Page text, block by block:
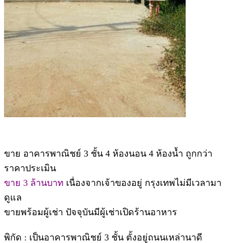
ขาย อาคารพาณิชย์ 3 ชั้น 4 ห้องนอน 4 ห้องน้ำ ถูกกว่า
ราคาประเมิน
ขาย 3 ล้านบาท เนื่องจากเจ้าของอยู่ กรุงเทพไม่มีเวลามา
ดูแล
ขายพร้อมผู้เช่า ปัจจุบันมีผู้เช่าเปิดร้านอาหาร
พิกัด : เป็นอาคารพาณิชย์ 3 ชั้น ตั้งอยู่ถนนเหล่านาดี